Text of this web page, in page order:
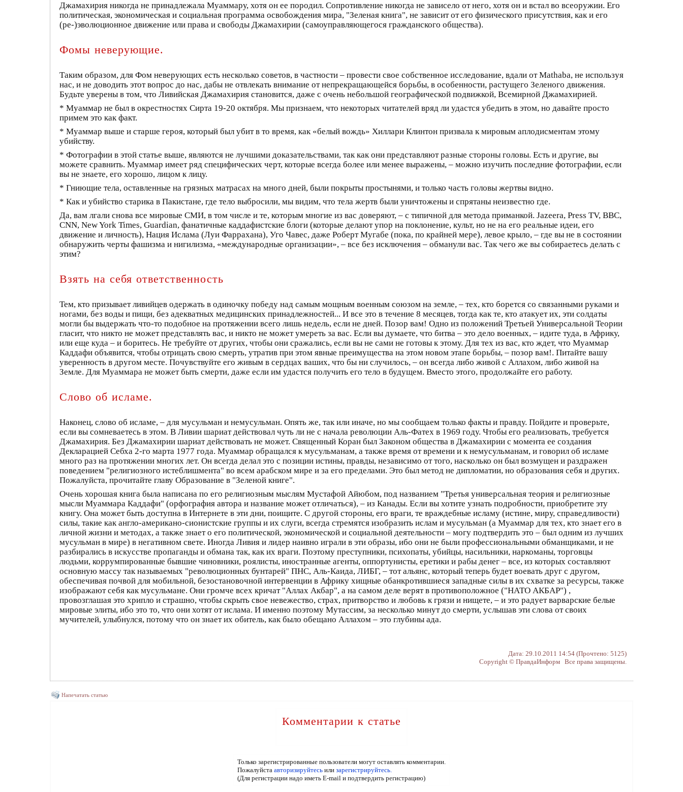
Джамахирия никогда не принадлежала Муаммару, хотя он ее породил. Сопротивление никогда не зависело от него, хотя он и встал во всеоружии. Его
политическая, экономическая и социальная программа освобождения мира, "Зеленая книга", не зависит от его физического присутствия, как и его
(ре-)эволюционное движение или права и свободы Джамахирии (самоуправляющегося гражданского общества).
Фомы неверующие.
Таким образом, для Фом неверующих есть несколько советов, в частности – провести свое собственное исследование, вдали от Mathaba, не используя
нас, и не доводить этот вопрос до нас, дабы не отвлекать внимание от непрекращающейся борьбы, в особенности, растущего Зеленого движения.
Будьте уверены в том, что Ливийская Джамахирия становится, даже с очень небольшой географической подвижкой, Всемирной Джамахирией.
* Муаммар не был в окрестностях Сирта 19-20 октября. Мы признаем, что некоторых читателей вряд ли удастся убедить в этом, но давайте просто
примем это как факт.
* Муаммар выше и старше героя, который был убит в то время, как «белый вождь» Хиллари Клинтон призвала к мировым аплодисментам этому
убийству.
* Фотографии в этой статье выше, являются не лучшими доказательствами, так как они представляют разные стороны головы. Есть и другие, вы
можете сравнить. Муаммар имеет ряд специфических черт, которые всегда более или менее выражены, – можно изучить последние фотографии, если
вы не знаете, его хорошо, лицом к лицу.
* Гниющие тела, оставленные на грязных матрасах на много дней, были покрыты простынями, и только часть головы жертвы видно.
* Как и убийство старика в Пакистане, где тело выбросили, мы видим, что тела жертв были уничтожены и спрятаны неизвестно где.
Да, вам лгали снова все мировые СМИ, в том числе и те, которым многие из вас доверяют, – с типичной для метода приманкой. Jazeera, Press TV, BBC,
CNN, New York Times, Guardian, фанатичные каддафистские блоги (которые делают упор на поклонение, культ, но не на его реальные идеи, его
движение и личность), Нация Ислама (Луи Фаррахана), Уго Чавес, даже Роберт Мугабе (пока, по крайней мере), левое крыло, – где вы не в состоянии
обнаружить черты фашизма и нигилизма, «международные организации», – все без исключения – обманули вас. Так чего же вы собираетесь делать с
этим?
Взять на себя ответственность
Тем, кто призывает ливийцев одержать в одиночку победу над самым мощным военным союзом на земле, – тех, кто борется со связанными руками и
ногами, без воды и пищи, без адекватных медицинских принадлежностей... И все это в течение 8 месяцев, тогда как те, кто атакует их, эти солдаты
могли бы выдержать что-то подобное на протяжении всего лишь недель, если не дней. Позор вам! Одно из положений Третьей Универсальной Теории
гласит, что никто не может представлять вас, и никто не может умереть за вас. Если вы думаете, что битва – это дело военных, – идите туда, в Африку,
или еще куда – и боритесь. Не требуйте от других, чтобы они сражались, если вы не сами не готовы к этому. Для тех из вас, кто ждет, что Муаммар
Каддафи объявится, чтобы отрицать свою смерть, утратив при этом явные преимущества на этом новом этапе борьбы, – позор вам!. Питайте вашу
уверенность в другом месте. Почувствуйте его живым в сердцах ваших, что бы ни случилось, – он всегда либо живой с Аллахом, либо живой на
Земле. Для Муаммара не может быть смерти, даже если им удастся получить его тело в будущем. Вместо этого, продолжайте его работу.
Слово об исламе.
Наконец, слово об исламе, – для мусульман и немусульман. Опять же, так или иначе, но мы сообщаем только факты и правду. Пойдите и проверьте,
если вы сомневаетесь в этом. В Ливии шариат действовал чуть ли не с начала революции Аль-Фатех в 1969 году. Чтобы его реализовать, требуется
Джамахирия. Без Джамахирии шариат действовать не может. Священный Коран был Законом общества в Джамахирии с момента ее создания
Декларацией Себха 2-го марта 1977 года. Муаммар обращался к мусульманам, а также время от времени и к немусульманам, и говорил об исламе
много раз на протяжении многих лет. Он всегда делал это с позиции истины, правды, независимо от того, насколько он был возмущен и раздражен
поведением "религиозного истеблишмента" во всем арабском мире и за его пределами. Это был метод не дипломатии, но образования себя и других.
Пожалуйста, прочитайте главу Образование в "Зеленой книге".
Очень хорошая книга была написана по его религиозным мыслям Мустафой Айюбом, под названием "Третья универсальная теория и религиозные
мысли Муаммара Каддафи" (орфография автора и название может отличаться), – из Канады. Если вы хотите узнать подробности, приобретите эту
книгу. Она может быть доступна в Интернете в эти дни, поищите. С другой стороны, его враги, те враждебные исламу (истине, миру, справедливости)
силы, такие как англо-американо-сионистские группы и их слуги, всегда стремятся изобразить ислам и мусульман (а Муаммар для тех, кто знает его в
личной жизни и методах, а также знает о его политической, экономической и социальной деятельности – могу подтвердить это – был одним из лучших
мусульман в мире) в негативном свете. Иногда Ливия и лидер наивно играли в эти образы, ибо они не были профессиональными обманщиками, и не
разбирались в искусстве пропаганды и обмана так, как их враги. Поэтому преступники, психопаты, убийцы, насильники, наркоманы, торговцы
людьми, коррумпированные бывшие чиновники, роялисты, иностранные агенты, оппортунисты, еретики и рабы денег – все, из которых составляют
основную массу так называемых "революционных бунтарей" ПНС, Аль-Каида, ЛИБГ, – тот альянс, который теперь будет воевать друг с другом,
обеспечивая почвой для мобильной, безостановочной интервенции в Африку хищные обанкротившиеся западные силы в их схватке за ресурсы, также
изображают себя как мусульмане. Они громче всех кричат "Аллах Акбар", а на самом деле верят в противоположное ("НАТО АКБАР") ,
провозглашая это хрипло и страшно, чтобы скрыть свое невежество, страх, притворство и любовь к грязи и нищете, – и это радует варварские белые
мировые элиты, ибо это то, что они хотят от ислама. И именно поэтому Мутассим, за несколько минут до смерти, услышав эти слова от своих
мучителей, улыбнулся, потому что он знает их обитель, как было обещано Аллахом – это глубины ада.
Дата: 29.10.2011 14:54 (Прочтено: 5125)
Copyright © ПравдаИнформ Все права защищены.
Напечатать статью
Комментарии к статье
Только зарегистрированные пользователи могут оставлять комментарии.
Пожалуйста авторизируйтесь или зарегистрируйтесь.
(Для регистрации надо иметь E-mail и подтвердить регистрацию)